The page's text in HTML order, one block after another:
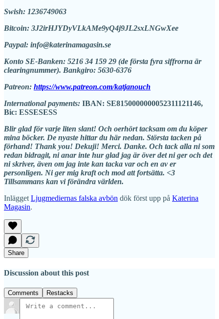
Swish: 1236749063
Bitcoin: 3J2irHJYDyVLkAMe9yQ4j9JL2sxLNGwXee
Paypal: info@katerinamagasin.se
Konto SE-Banken: 5216 34 159 29 (de första fyra siffrorna är
clearingnummer). Bankgiro: 5630-6376
Patreon: https://www.patreon.com/katjanouch
International payments: IBAN: SE8150000000052311121146,
Bic: ESSESESS
Blir glad för varje liten slant! Och oerhört tacksam om du köper
mina böcker. De nyaste hittar du här nedan. Största tacken på
förhand! Thank you! Dekuji! Merci. Danke. Och tack alla ni som
redan bidragit, ni anar inte hur glad jag är över det ni ger och det
ni skriver, även om jag inte kan tacka var och en av er
personligen. Ni ger mig kraft och mod att fortsätta. <3
Tillsammans kan vi förändra världen.
Inlägget Ljugmediernas falska avbön dök först upp på Katerina
Magasin.
Share
Discussion about this post
Comments Restacks